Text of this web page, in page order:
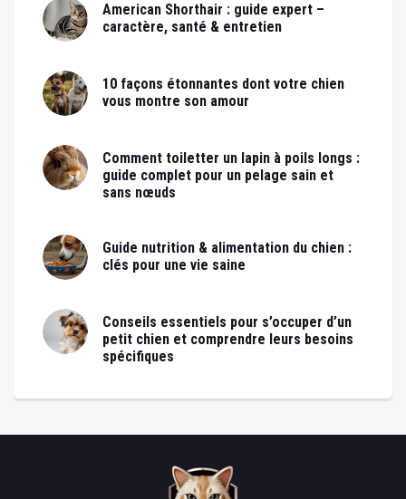
American Shorthair : guide expert –
caractère, santé & entretien
10 façons étonnantes dont votre chien
vous montre son amour
Comment toiletter un lapin à poils longs :
guide complet pour un pelage sain et
sans nœuds
Guide nutrition & alimentation du chien :
clés pour une vie saine
Conseils essentiels pour s’occuper d’un
petit chien et comprendre leurs besoins
spécifiques